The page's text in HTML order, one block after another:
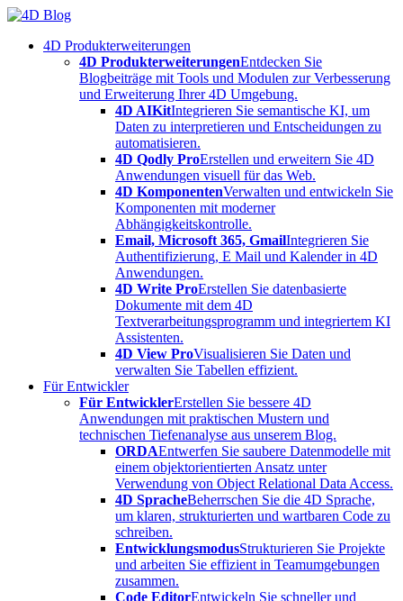
Skip
content4D Produkterweiterungen
4D ProdukterweiterungenEntdecken Sie
Blogbeiträge mit Tools und Modulen zur Verbesserung
und Erweiterung Ihrer 4D Umgebung.
4D AIKitIntegrieren Sie semantische KI, um
Daten zu interpretieren und Entscheidungen zu
automatisieren.
4D Qodly ProErstellen und erweitern Sie 4D
Anwendungen visuell für das Web.
4D KomponentenVerwalten und entwickeln Sie
Komponenten mit moderner
Abhängigkeitskontrolle.
Email, Microsoft 365, GmailIntegrieren Sie
Authentifizierung, E Mail und Kalender in 4D
Anwendungen.
4D Write ProErstellen Sie datenbasierte
Dokumente mit dem 4D
Textverarbeitungsprogramm und integriertem KI
Assistenten.
4D View ProVisualisieren Sie Daten und
verwalten Sie Tabellen effizient.
Für Entwickler
Für EntwicklerErstellen Sie bessere 4D
Anwendungen mit praktischen Mustern und
technischen Tiefenanalyse aus unserem Blog.
ORDAEntwerfen Sie saubere Datenmodelle mit
einem objektorientierten Ansatz unter
Verwendung von Object Relational Data Access.
4D SpracheBeherrschen Sie die 4D Sprache,
um klaren, strukturierten und wartbaren Code zu
schreiben.
EntwicklungsmodusStrukturieren Sie Projekte
und arbeiten Sie effizient in Teamumgebungen
zusammen.
Code EditorEntwickeln Sie schneller und